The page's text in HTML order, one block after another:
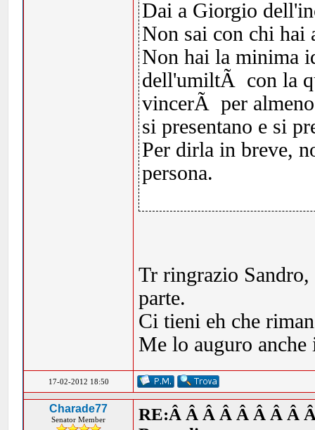
Dai a Giorgio
Non sai con chi hai
Non hai la minima
dell'umiltÃ con la
vincerÃ per
si presentano e si
Per dirla in breve,
persona.
Tr ringrazio
parte.
Ci tieni eh che
Me lo auguro
17-02-2012 18:50
Charade77
Senator Member
RE:Â Â Â Â Â Â Â Â